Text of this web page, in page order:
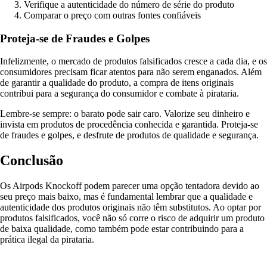
Verifique a autenticidade do número de série do produto
Comparar o preço com outras fontes confiáveis
Proteja-se de Fraudes e Golpes
Infelizmente, o mercado de produtos falsificados cresce a cada dia, e os
consumidores precisam ficar atentos para não serem enganados. Além
de garantir a qualidade do produto, a compra de itens originais
contribui para a segurança do consumidor e combate à pirataria.
Lembre-se sempre: o barato pode sair caro. Valorize seu dinheiro e
invista em produtos de procedência conhecida e garantida. Proteja-se
de fraudes e golpes, e desfrute de produtos de qualidade e segurança.
Conclusão
Os Airpods Knockoff podem parecer uma opção tentadora devido ao
seu preço mais baixo, mas é fundamental lembrar que a qualidade e
autenticidade dos produtos originais não têm substitutos. Ao optar por
produtos falsificados, você não só corre o risco de adquirir um produto
de baixa qualidade, como também pode estar contribuindo para a
prática ilegal da pirataria.